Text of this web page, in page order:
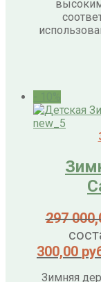
297
300,00
Зимняя